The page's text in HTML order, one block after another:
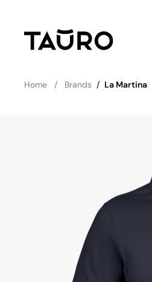
Home Brands / La Martina